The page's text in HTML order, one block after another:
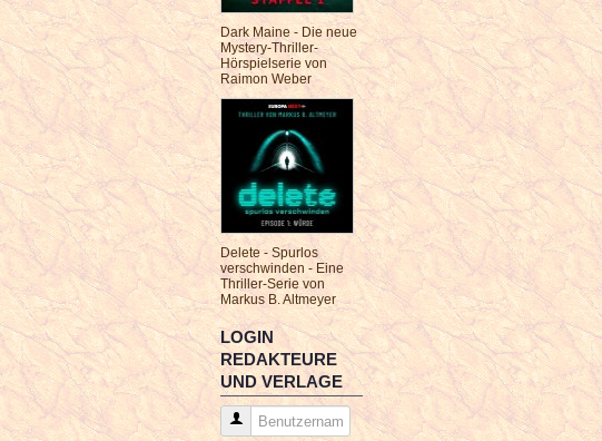
Dark Maine - Die neue
Mystery-Thriller-
Hörspielserie von
Raimon Weber
Delete - Spurlos
verschwinden - Eine
Thriller-Serie von
Markus B. Altmeyer
LOGIN
REDAKTEURE
UND VERLAGE
Benutzername